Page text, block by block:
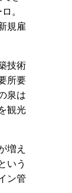
。
規雇
技術
所要
泉は
観光
増え
いう
ン管